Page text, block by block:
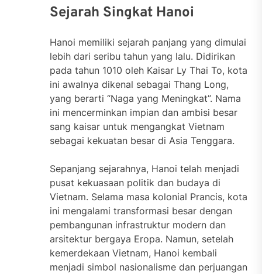
Sejarah Singkat Hanoi
Hanoi memiliki sejarah panjang yang dimulai
lebih dari seribu tahun yang lalu. Didirikan
pada tahun 1010 oleh Kaisar Ly Thai To, kota
ini awalnya dikenal sebagai Thang Long,
yang berarti “Naga yang Meningkat”. Nama
ini mencerminkan impian dan ambisi besar
sang kaisar untuk mengangkat Vietnam
sebagai kekuatan besar di Asia Tenggara.
Sepanjang sejarahnya, Hanoi telah menjadi
pusat kekuasaan politik dan budaya di
Vietnam. Selama masa kolonial Prancis, kota
ini mengalami transformasi besar dengan
pembangunan infrastruktur modern dan
arsitektur bergaya Eropa. Namun, setelah
kemerdekaan Vietnam, Hanoi kembali
menjadi simbol nasionalisme dan perjuangan